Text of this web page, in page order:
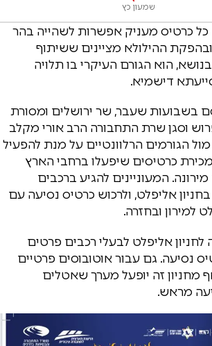
שמעון כץ
כל כרטיס מעניק אפשרות לשהייה בהר
ההילולא מציינים ששיתוף
הוא הגורם העיקרי בו תלויה
דישמיא.
בשבועות שעבר, שר ירושלים ומסורת
וסגן שרת התחבורה הרב אורי מקלב
הגורמים הרלוונטיים על מנת להפעיל
כרטיסים שיפעלו ברחבי הארץ
המעוניינים להגיע ברכבים
בחניון אליפלט, ולרכוש כרטיס נסיעה עם
למירון ובחזרה.
לחניון אליפלט לבעלי רכבים פרטים
נסיעה. גם עבור אוטובוסים פרטיים
מחניון זה יופעל מערך שאטלים
מראש.